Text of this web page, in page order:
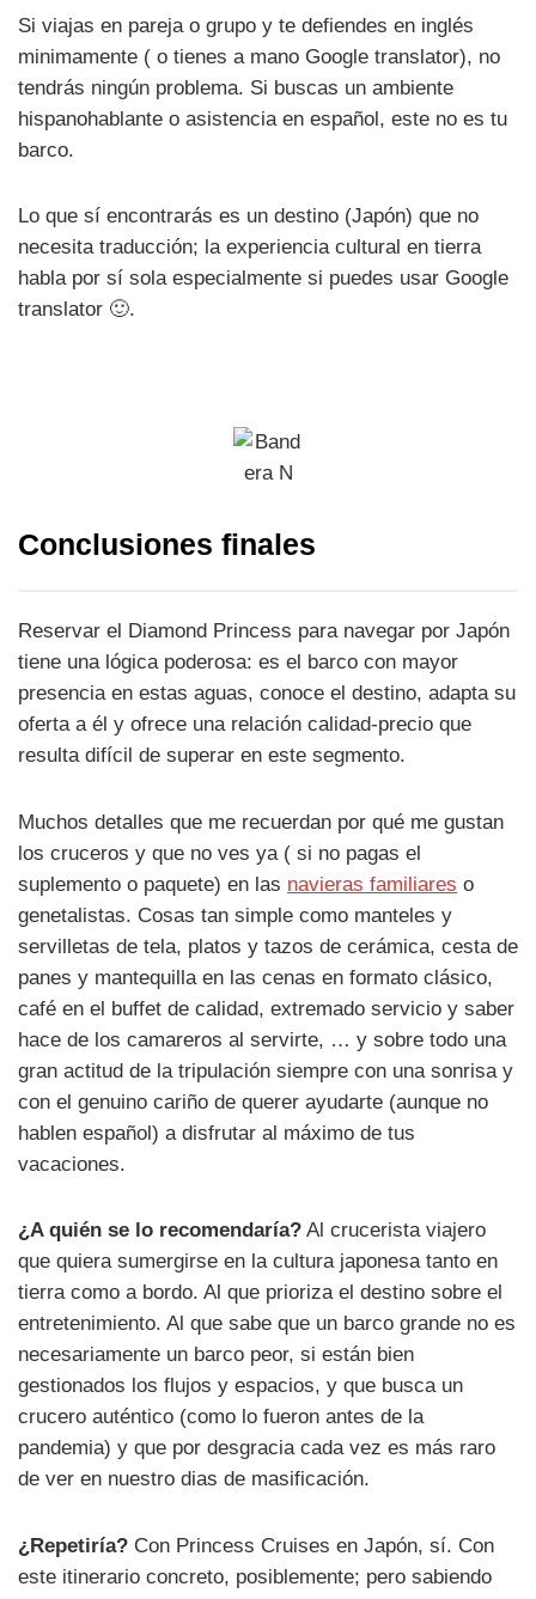
Si viajas en pareja o grupo y te defiendes en inglés
minimamente ( o tienes a mano Google translator), no
tendrás ningún problema. Si buscas un ambiente
hispanohablante o asistencia en español, este no es tu
barco.
Lo que sí encontrarás es un destino (Japón) que no
necesita traducción; la experiencia cultural en tierra
habla por sí sola especialmente si puedes usar Google
translator 🙂.
Conclusiones finales
Reservar el Diamond Princess para navegar por Japón
tiene una lógica poderosa: es el barco con mayor
presencia en estas aguas, conoce el destino, adapta su
oferta a él y ofrece una relación calidad-precio que
resulta difícil de superar en este segmento.
Muchos detalles que me recuerdan por qué me gustan
los cruceros y que no ves ya ( si no pagas el
suplemento o paquete) en las navieras familiares o
genetalistas. Cosas tan simple como manteles y
servilletas de tela, platos y tazos de cerámica, cesta de
panes y mantequilla en las cenas en formato clásico,
café en el buffet de calidad, extremado servicio y saber
hace de los camareros al servirte, … y sobre todo una
gran actitud de la tripulación siempre con una sonrisa y
con el genuino cariño de querer ayudarte (aunque no
hablen español) a disfrutar al máximo de tus
vacaciones.
¿A quién se lo recomendaría? Al crucerista viajero
que quiera sumergirse en la cultura japonesa tanto en
tierra como a bordo. Al que prioriza el destino sobre el
entretenimiento. Al que sabe que un barco grande no es
necesariamente un barco peor, si están bien
gestionados los flujos y espacios, y que busca un
crucero auténtico (como lo fueron antes de la
pandemia) y que por desgracia cada vez es más raro
de ver en nuestro dias de masificación.
¿Repetiría? Con Princess Cruises en Japón, sí. Con
este itinerario concreto, posiblemente; pero sabiendo